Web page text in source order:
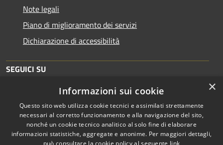
Note legali
Piano di miglioramento dei servizi
Dichiarazione di accessibilità
SEGUICI SU
TwitterYoutube
RSS
Copyright © 2026 • Comune di
×
Informazioni sui cookie
Questo sito web utilizza cookie tecnici e assimilati strettamente
necessari al corretto funzionamento e alla navigazione del sito,
nonché un cookie tecnico analitico al solo fine di elaborare
informazioni statistiche, aggregate e anonime. Per maggiori dettagli,
può consultare la cookie policy al seguente link